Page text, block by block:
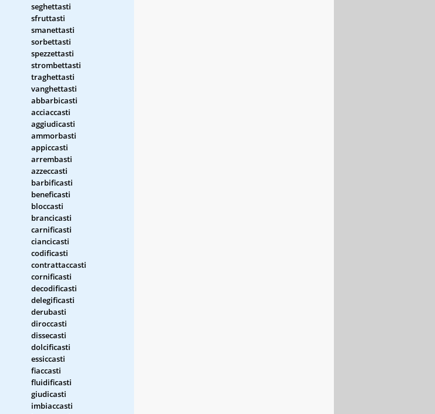
seghettasti
sfruttasti
smanettasti
sorbettasti
spezzettasti
strombettasti
traghettasti
vanghettasti
abbarbicasti
acciaccasti
aggiudicasti
ammorbasti
appiccasti
arrembasti
azzeccasti
barbificasti
beneficasti
bloccasti
brancicasti
carnificasti
ciancicasti
codificasti
contrattaccasti
cornificasti
decodificasti
delegificasti
derubasti
diroccasti
dissecasti
dolcificasti
essiccasti
fiaccasti
fluidificasti
giudicasti
imbiaccasti